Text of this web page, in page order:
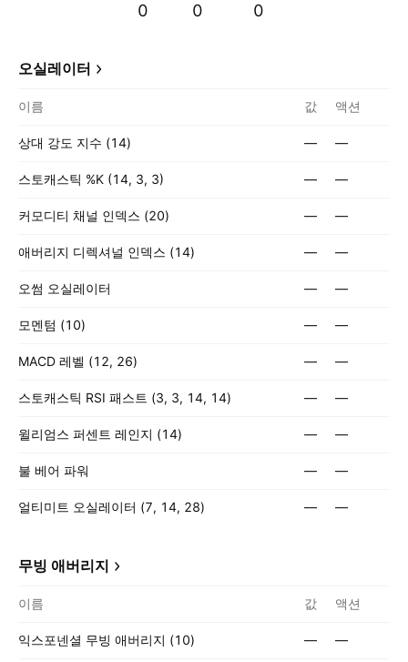
0 0 0
오실레이터
이름 값 액션
상대 강도 지수 (14) — —
스토캐스틱 %K (14, 3, 3) — —
커모디티 채널 인덱스 (20) — —
애버리지 디렉셔널 인덱스 (14) — —
오썸 오실레이터 — —
모멘텀 (10) — —
MACD 레벨 (12, 26) — —
스토캐스틱 RSI 패스트 (3, 3, 14, 14) — —
윌리엄스 퍼센트 레인지 (14) — —
불 베어 파워 — —
얼티미트 오실레이터 (7, 14, 28) — —
무빙 애버리지
이름 값 액션
익스포넨셜 무빙 애버리지 (10) — —